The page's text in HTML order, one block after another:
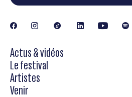
Actus & vidéos
Le festival
Artistes
Venir